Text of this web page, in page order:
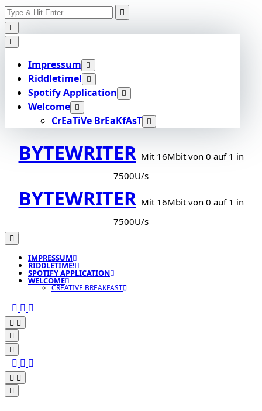
Skip
to
content
Search
for:
Impressum
Riddletime!
Spotify Application
Welcome
CrEaTiVe BrEaKfAsT
BYTEWRITER Mit 16Mbit von 0 auf 1 in
7500U/s
BYTEWRITER Mit 16Mbit von 0 auf 1 in
7500U/s
IMPRESSUM
RIDDLETIME!
SPOTIFY APPLICATION
WELCOME
CREATIVE BREAKFAST